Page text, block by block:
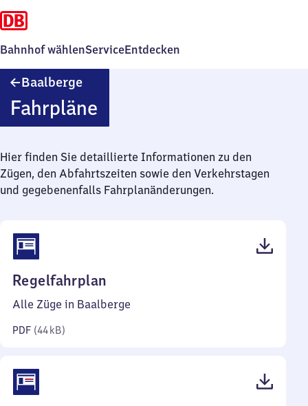
Bahnhof wählenServiceEntdecken
Baalberge
Fahrpläne
Hier finden Sie detaillierte Informationen zu den
Zügen, den Abfahrtszeiten sowie den Verkehrstagen
und gegebenenfalls Fahrplanänderungen.
Regelfahrplan
44
Alle Züge in Baalberge
PDF (44 kB)